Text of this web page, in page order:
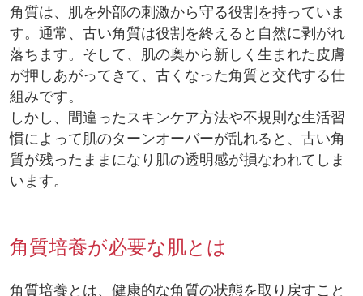
角質は、肌を外部の刺激から守る役割を持っていま
す。通常、古い角質は役割を終えると自然に剥がれ
落ちます。そして、肌の奥から新しく生まれた皮膚
が押しあがってきて、古くなった角質と交代する仕
組みです。
しかし、間違ったスキンケア方法や不規則な生活習
慣によって肌のターンオーバーが乱れると、古い角
質が残ったままになり肌の透明感が損なわれてしま
います。
角質培養が必要な肌とは
角質培養とは、健康的な角質の状態を取り戻すこと